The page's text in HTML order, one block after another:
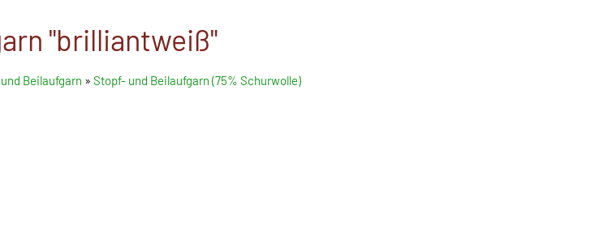
"brilliantweiß"
Beilaufgarn » Stopf- und Beilaufgarn (75% Schurwolle)